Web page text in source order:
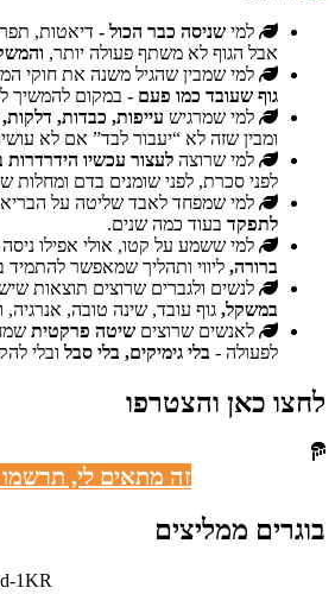
למי שניסה כבר הכול - דיאטות,
אבל הגוף לא משתף פעולה יותר,
למי שמבין שהגיל משנה את חוקי
גוף שעובד כמו פעם - במקום להמשיך
למי שמרגיש עייפות, כבדות, דלקות,
ומבין שזה לא “יעבור לבד” אם לא
למי שרוצה לעצור עכשיו הידרדרות
לפני סכרת, לפני שומנים בדם ומחלות
למי שמפחד לאבד שליטה על
לתפקד בעוד כמה שנים.
למי ששמע על קטו, אולי אפילו
ברורה, ליווי ותהליך שמאפשר להתמיד
לנשים ולגברים שרוצים תוצאות
במשקל, גוף עובד, שינה טובה,
לאנשים שרוצים שיטה פרקטית
לפעולה - בלי גימיקים, בלי סבל ובלי
לחצו כאן והצטרפו
זה מתאים לי,
בוגרים ממליצים